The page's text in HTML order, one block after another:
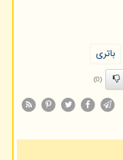
باتری
(0)